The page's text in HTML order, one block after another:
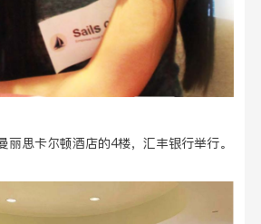
丽思卡尔顿酒店的4楼，汇丰银行举行。